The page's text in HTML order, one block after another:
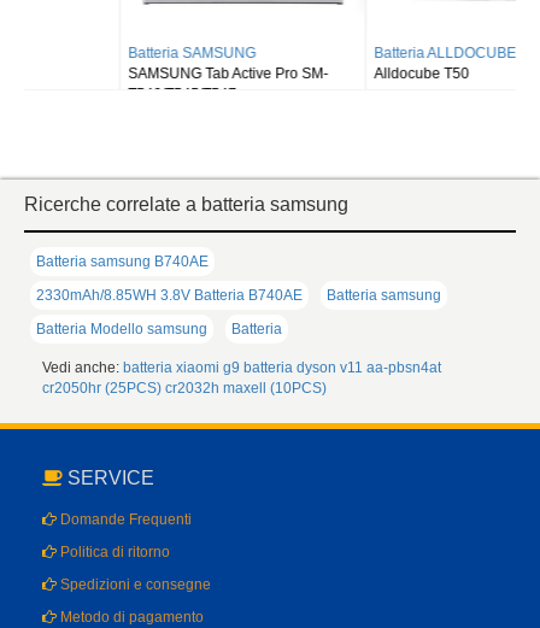
Batteria SAMSUNG
SAMSUNG Tab Active Pro SM-
T540/T545/T547
Batteria ALLDOCUBE
Alldocube T50
Ricerche correlate a batteria samsung
Batteria samsung B740AE
2330mAh/8.85WH 3.8V Batteria B740AE
Batteria samsung
Batteria Modello samsung
Batteria
Vedi anche: batteria xiaomi g9 batteria dyson v11 aa-pbsn4at
cr2050hr (25PCS) cr2032h maxell (10PCS)
SERVICE
Domande Frequenti
Politica di ritorno
Spedizioni e consegne
Metodo di pagamento